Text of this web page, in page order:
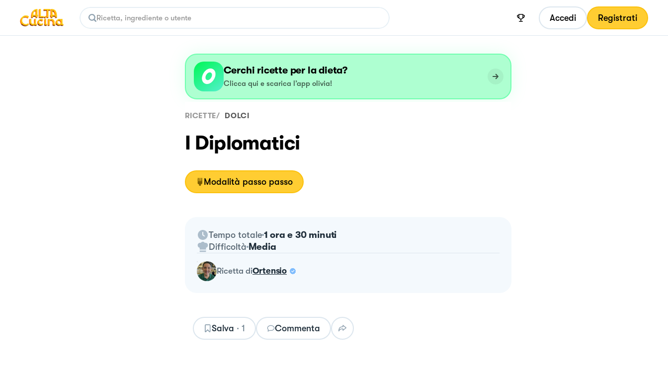
Accedi Registrati
Cerchi ricette per la dieta?
Clicca qui e scarica l’app olivia!
RICETTE/ DOLCI
I Diplomatici
Modalità passo passo
Tempo totale 1 ora e 30 minuti
Difficoltà Media
ricetta diOrtensio
Salva · 1 Commenta